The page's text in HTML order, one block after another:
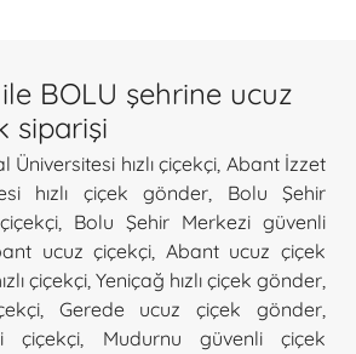
BOLU şehrine ucuz
siparişi
hızlı çiçekçi, Abant İzzet
hızlı çiçek gönder, Bolu Şehir
, Bolu Şehir Merkezi güvenli
ucuz çiçekçi, Abant ucuz çiçek
çiçekçi, Yeniçağ hızlı çiçek gönder,
, Gerede ucuz çiçek gönder,
çiçekçi, Mudurnu güvenli çiçek